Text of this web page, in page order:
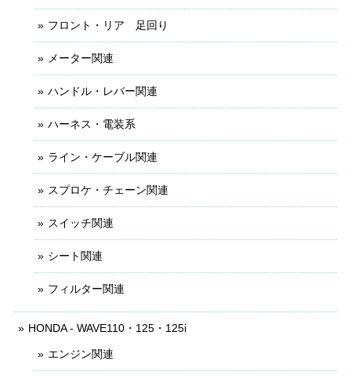
フロント・リア 足回り
メーター関連
ハンドル・レバー関連
ハーネス・電装系
ライン・ケーブル関連
スプロケ・チェーン関連
スイッチ関連
シート関連
フィルター関連
HONDA - WAVE110・125・125i
エンジン関連